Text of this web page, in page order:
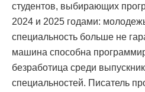
студентов, выбирающих
2024 и 2025 годами:
специальность больше не
машина способна
безработица среди
специальностей. Писатель